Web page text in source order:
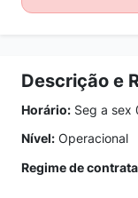
Descrição e
Horário: Seg a sex
Nível: Operacional
Regime de